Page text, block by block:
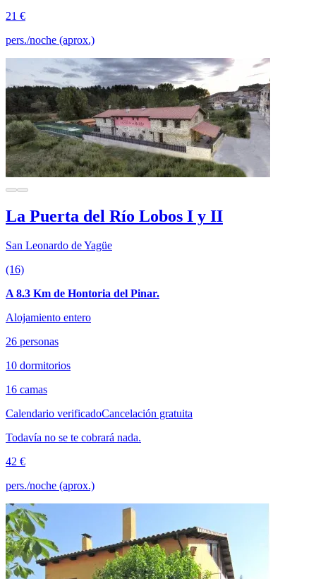
21 €
pers./noche (aprox.)
La Puerta del Río Lobos I y II
San Leonardo de Yagüe
(16)
A 8.3 Km de Hontoria del Pinar.
Alojamiento entero
26 personas
10 dormitorios
16 camas
Calendario verificadoCancelación gratuita
Todavía no se te cobrará nada.
42 €
pers./noche (aprox.)